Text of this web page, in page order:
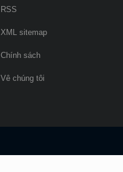
RSS
XML sitemap
Chính sách
Vê chúng tôi